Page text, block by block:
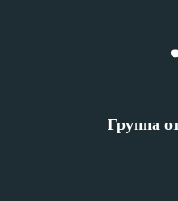
Группа